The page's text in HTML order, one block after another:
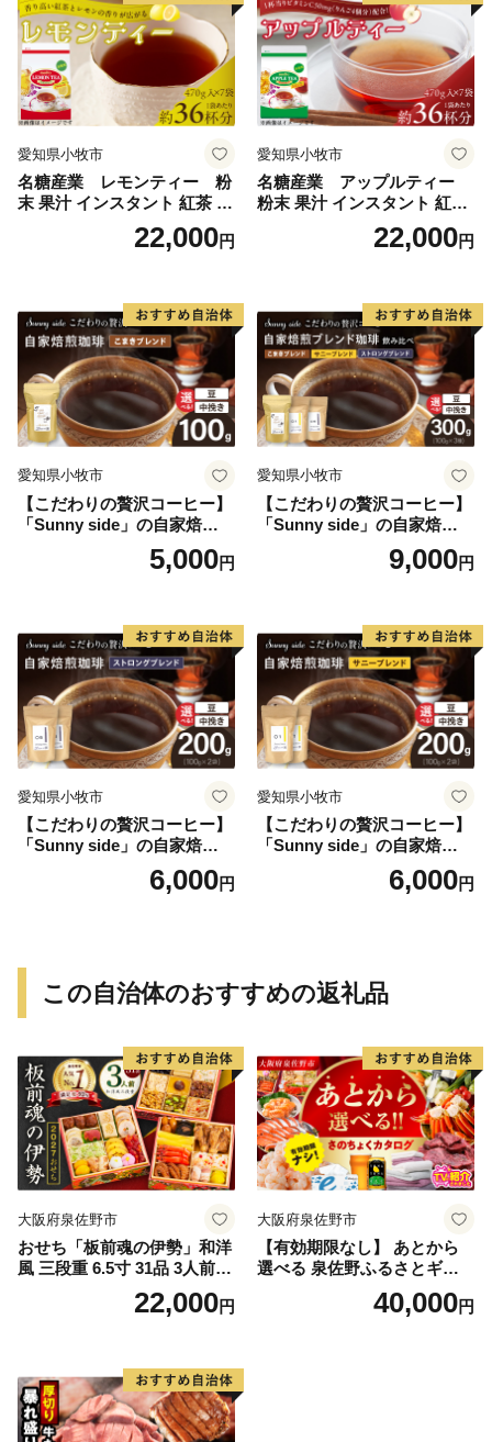
愛知県小牧市
名糖産業 レモンティー 粉
末 果汁 インスタント 紅茶 ビ
タミンC 袋 ロングセラー 粉
末飲料 粉末茶 簡単 手軽 ホッ
22,000円
愛知県小牧市
名糖産業 アップルティー
粉末 果汁 インスタント 紅茶
ティー ビタミンC 袋 ロング
セラー 粉末飲料 粉末茶 簡単
22,000円
愛知県小牧市
【こだわりの贅沢コーヒー】
「Sunny side」の自家焙煎珈
琲こまきブレンド（100g）
5,000円
愛知県小牧市
【こだわりの贅沢コーヒー】
「Sunny side」の自家焙煎珈
琲ブレンド珈琲飲み比べセッ
9,000円
愛知県小牧市
【こだわりの贅沢コーヒー】
「Sunny side」の自家焙煎珈
琲ストロングブレンド（200
6,000円
愛知県小牧市
【こだわりの贅沢コーヒー】
「Sunny side」の自家焙煎珈
琲サニーブレンド（200g）
6,000円
この自治体のおすすめの返礼品
大阪府泉佐野市
おせち「板前魂の伊勢」和洋
風 三段重 6.5寸 31品 3人前
【1位獲得 おせち料理 板前魂
贅沢おせち お節 惣菜 冷凍 先
22,000円
大阪府泉佐野市
【有効期限なし】 あとから
選べる 泉佐野ふるさとギフ
ト（寄附40,000円コース）
【4000品以上掲載 高評価 カ
40,000円